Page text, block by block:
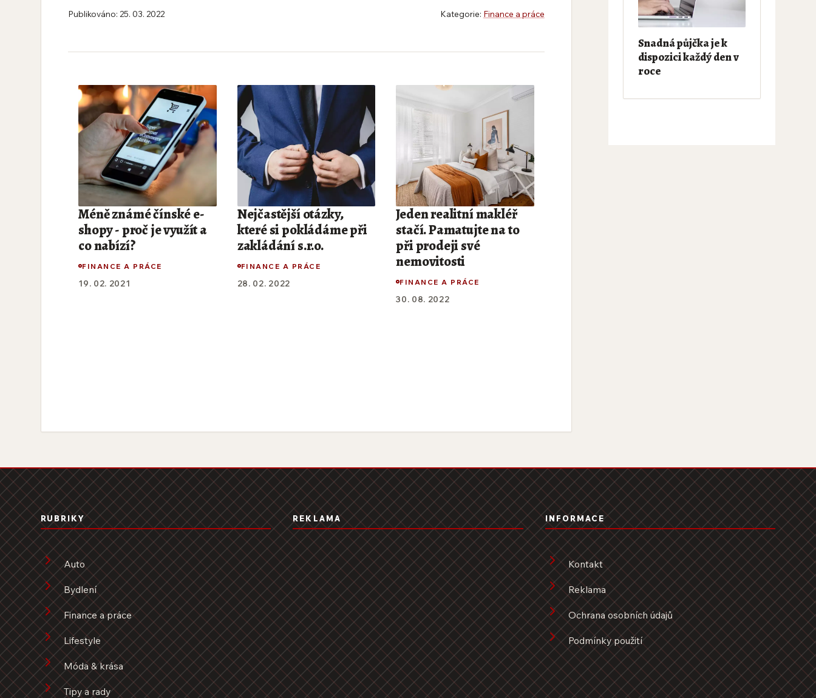
Publikováno: 25. 03. 2022 Kategorie: Finance a práce
Méně známé čínské e-
shopy - proč je využít a
co nabízí?
FINANCE A PRÁCE
19. 02. 2021
Nejčastější otázky,
které si pokládáme při
zakládání s.r.o.
FINANCE A PRÁCE
28. 02. 2022
Jeden realitní makléř
stačí. Pamatujte na to
při prodeji své
nemovitosti
FINANCE A PRÁCE
30. 08. 2022
Snadná půjčka je k
dispozici každý den v
roce
RUBRIKY
Auto
Bydlení
Finance a práce
Lifestyle
Móda & krása
Tipy a rady
REKLAMA INFORMACE
Kontakt
Reklama
Ochrana osobních údajů
Podmínky použití